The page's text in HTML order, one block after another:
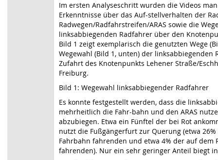
Im ersten Analyseschritt wurden die Videos
Erkenntnisse über das Auf-stellverhalten der
Radwegen/Radfahrstreifen/ARAS sowie die
linksabbiegenden Radfahrer über den
Bild 1 zeigt exemplarisch die genutzten Wege
Wegewahl (Bild 1, unten) der linksabbiegenden
Zufahrt des Knotenpunkts Lehener Straße/
Freiburg.
Bild 1: Wegewahl linksabbiegender Radfahrer
Es konnte festgestellt werden, dass die
mehrheitlich die Fahr-bahn und den ARAS
abzubiegen. Etwa ein Fünftel der bei Rot
nutzt die Fußgängerfurt zur Querung (etwa
Fahrbahn fahrenden und etwa 4% der auf dem
fahrenden). Nur ein sehr geringer Anteil biegt